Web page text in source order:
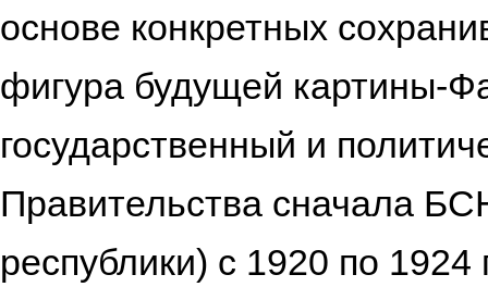
основе конкретных
фигура будущей картины-
государственный и
Правительства сначала
республики) с 1920 по